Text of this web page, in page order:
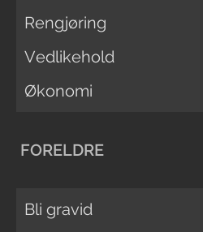
Rengjøring
Vedlikehold
Økonomi
FORELDRE
Bli gravid